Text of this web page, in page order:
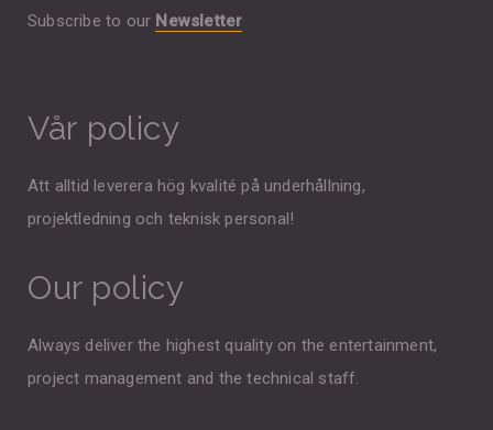
Subscribe to our Newsletter
Vår policy
Att alltid leverera hög kvalité på underhållning,
projektledning och teknisk personal!
Our policy
Always deliver the highest quality on the entertainment,
project management and the technical staff.